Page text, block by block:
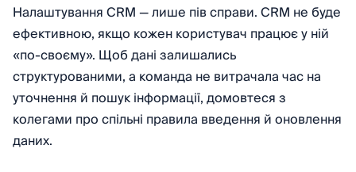
Налаштування CRM — лише пів справи. CRM не буде
ефективною, якщо кожен користувач працює у ній
«по-своєму». Щоб дані залишались
структурованими, а команда не витрачала час на
уточнення й пошук інформації, домовтеся з
колегами про спільні правила введення й оновлення
даних.